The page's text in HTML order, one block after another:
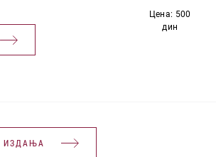
Цена: 500
дин
ИЗДАЊА